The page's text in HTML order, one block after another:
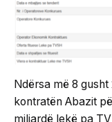
Ndërsa më 8
kontratën Abazit
miliardë lekë pa